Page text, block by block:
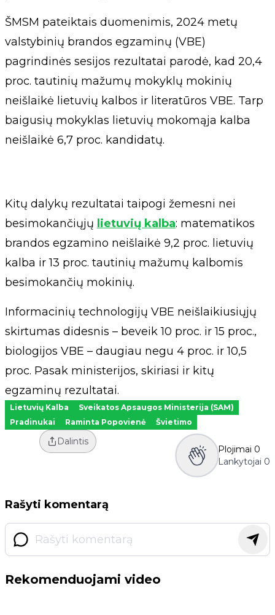
ŠMSM pateiktais duomenimis, 2024 metų
valstybinių brandos egzaminų (VBE)
pagrindinės sesijos rezultatai parodė, kad 20,4
proc. tautinių mažumų mokyklų mokinių
neišlaikė lietuvių kalbos ir literatūros VBE. Tarp
baigusių mokyklas lietuvių mokomąja kalba
neišlaikė 6,7 proc. kandidatų.
Kitų dalykų rezultatai taipogi žemesni nei
besimokančiųjų lietuvių kalba: matematikos
brandos egzamino neišlaikė 9,2 proc. lietuvių
kalba ir 13 proc. tautinių mažumų kalbomis
besimokančių mokinių.
Informacinių technologijų VBE neišlaikiusiųjų
skirtumas didesnis – beveik 10 proc. ir 15 proc.,
biologijos VBE – daugiau negu 4 proc. ir 10,5
proc. Pasak ministerijos, skiriasi ir kitų
egzaminų rezultatai.
Lietuvių Kalba
Sveikatos Apsaugos Ministerija (SAM)
Pradinukai
Raminta Popovienė Švietimo
Dalintis
Plojimai 0
Lankytojai 0
Rašyti komentarą
Rekomenduojami video